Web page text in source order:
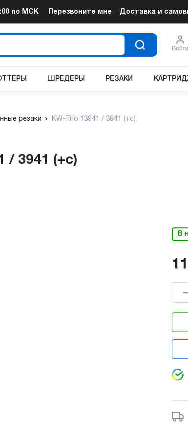
по МСК Перезвоните мне Доставка и
Войти
ШРЕДЕРЫ РЕЗАКИ
резаки KW-Trio 13941 / 3941 (+с)
/ 3941 (+с)
В